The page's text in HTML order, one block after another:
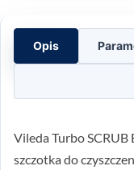
Opis
Vileda Turbo SCRUB
szczotka do